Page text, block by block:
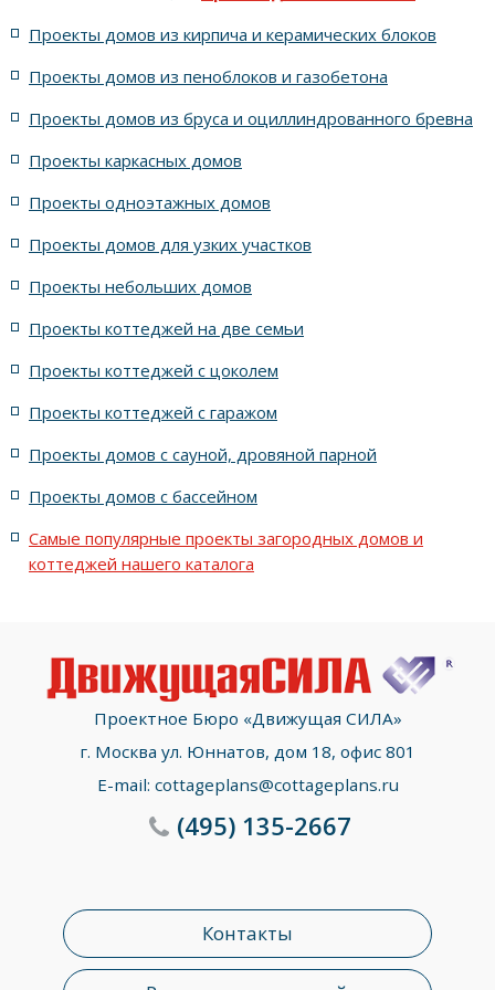
7 спален с крышей шале 5 спален и террасой
жилых в стиле Райта с 5 комнатами
жилых в английском стиле
жилых в современном стиле с террасой
с террасой и 6 комнатами
Проекты домов из кирпича и керамических блоков
Проекты домов из пеноблоков и газобетона
Проекты домов из бруса и оциллиндрованного бревна
Проекты каркасных домов
Проекты одноэтажных домов
Проекты домов для узких участков
Проекты небольших домов
Проекты коттеджей на две семьи
Проекты коттеджей с цоколем
Проекты коттеджей с гаражом
Проекты домов с сауной, дровяной парной
Проекты домов с бассейном
Самые популярные проекты загородных домов и
коттеджей нашего каталога
Проектное Бюро «Движущая СИЛА»
г. Москва ул. Юннатов, дом 18, офис 801
E-mail: cottageplans@cottageplans.ru
Контакты
(495)135-2667